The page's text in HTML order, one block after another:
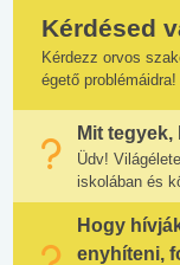
Kérdésed
Kérdezz orvos
égető problémáidra!
Mit
Üdv!
iskolában és
Hogy
enyhíteni,